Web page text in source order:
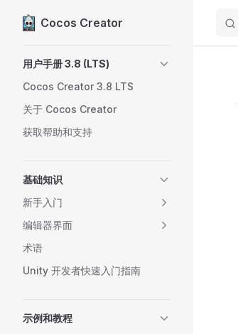
Skip to content
Cocos Creator
用户手册 3.8 (LTS)
Cocos Creator 3.8 LTS
关于 Cocos Creator
获取帮助和支持
基础知识
新手入门
编辑器界面
术语
Unity 开发者快速入门指南
示例和教程